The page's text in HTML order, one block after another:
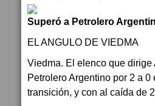
Superó a Petrolero
EL ANGULO DE VIEDMA
Viedma. El elenco que
Petrolero Argentino por 2 a
transición, y con al caída de